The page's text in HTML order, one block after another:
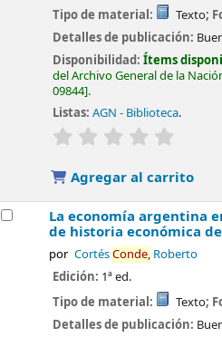
Tipo de material:
Texto;
Detalles de publicación:
Disponibilidad:Ítems
del Archivo General de la
09844 .
Listas: AGN - Biblioteca.
valoración
Agregar al carrito
La economía argentina
de historia económica
por CortésConde,Roberto
Edición: 1ª ed.
Tipo de material:
Texto;
Detalles de publicación: